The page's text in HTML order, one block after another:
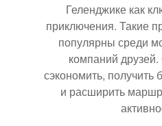
Геленджике как
приключения. Такие
популярны среди
компаний
сэкономить, получить
и расширить